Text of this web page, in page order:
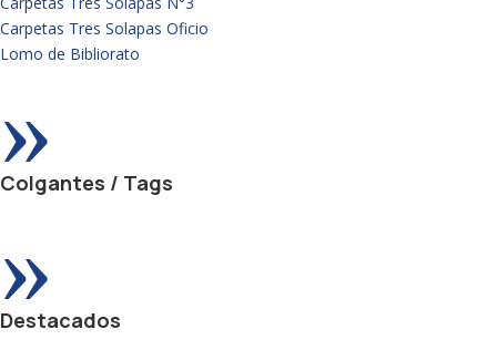
Carpetas Tres Solapas Oficio
Lomo de Bibliorato
»
Colgantes / Tags
»
Destacados